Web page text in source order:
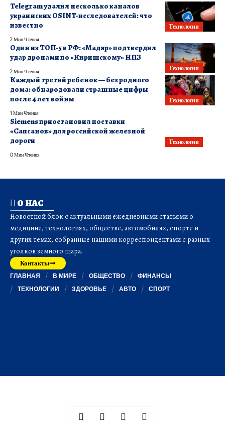
Технологии
Telegram удалил несколько каналов
украинских OSINT-исследователей: что
известно
2 Мин Чтения
Технологии
Один из ТОП-5 в РФ: «Мадяр» подтвердил
удар дронами по «Киришскому» НПЗ
2 Мин Чтения
Технологии
Каждый третий ребенок — без родного
дома: обнародовали страшные цифры
после 4 лет войны
1 Мин Чтения
Технологии
Siemens приостановил поставки
«Сапсанов» для российской железной
дороги
0 Мин Чтения
О НАС
Новостной блок с актуальными ежедневными статьями о
медицине, технологиях, обществе, автомобилях, спорте и
других темах, собранные нашими корреспондентами с разных
уголков земного шара.
Контакты
ГЛАВНАЯ В МИРЕ ОБЩЕСТВО
ФИНАНСЫ
ТЕХНОЛОГИИ
ЗДОРОВЬЕ АВТО СПОРТ